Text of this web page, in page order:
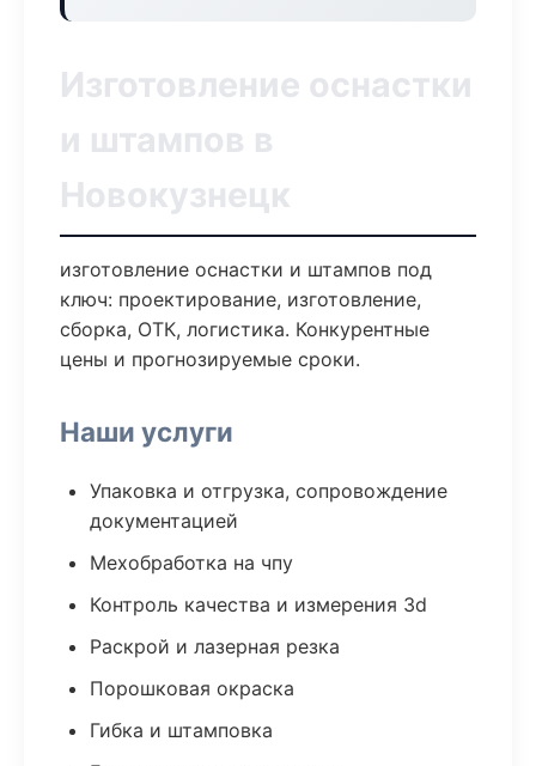
Изготовление оснастки
и штампов в
Новокузнецк
изготовление оснастки и штампов под
ключ: проектирование, изготовление,
сборка, ОТК, логистика. Конкурентные
цены и прогнозируемые сроки.
Наши услуги
Упаковка и отгрузка, сопровождение
документацией
Мехобработка на чпу
Контроль качества и измерения 3d
Раскрой и лазерная резка
Порошковая окраска
Гибка и штамповка